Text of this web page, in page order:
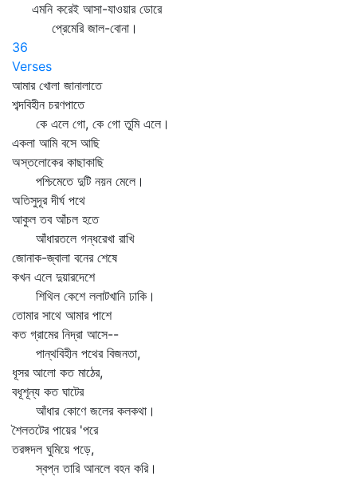
এমনি করেই আসা-যাওয়ার ডোরে
প্রেমেরি জাল-বোনা।
36
Verses
আমার খোলা জানালাতে
শব্দবিহীন চরণপাতে
কে এলে গো, কে গো তুমি এলে।
একলা আমি বসে আছি
অস্তলোকের কাছাকাছি
পশ্চিমেতে দুটি নয়ন মেলে।
অতিসুদূর দীর্ঘ পথে
আকুল তব আঁচল হতে
আঁধারতলে গন্ধরেখা রাখি
জোনাক-জ্বালা বনের শেষে
কখন এলে দুয়ারদেশে
শিথিল কেশে ললাটখানি ঢাকি।
তোমার সাথে আমার পাশে
কত গ্রামের নিদ্রা আসে--
পান্থবিহীন পথের বিজনতা,
ধূসর আলো কত মাঠের,
বধূশূন্য কত ঘাটের
আঁধার কোণে জলের কলকথা।
শৈলতটের পায়ের 'পরে
তরঙ্গদল ঘুমিয়ে পড়ে,
স্বপ্ন তারি আনলে বহন করি।